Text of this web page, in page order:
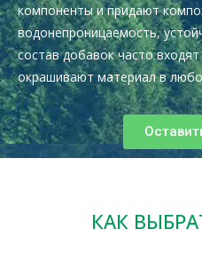
компоненты и придают
водонепроницаемость,
состав добавок часто
окрашивают материал в
КАК